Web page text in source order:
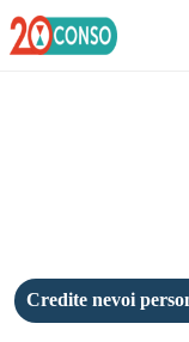
Credite nevoi